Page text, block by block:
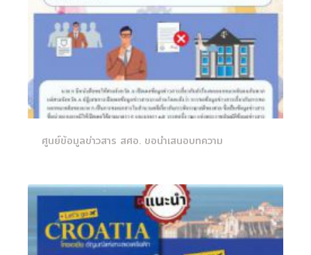
ศูนย์ข้อมูลข่าวสาร สศอ. ขอนำเสนอบทความ